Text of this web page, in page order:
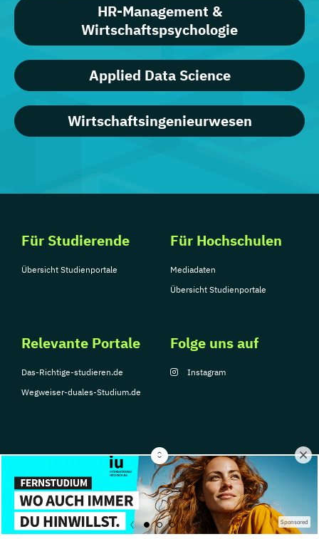
Sponsored
HR-Management &
Wirtschaftspsychologie
Applied Data Science
Wirtschaftsingenieurwesen
Für Studierende
Übersicht Studienportale
Für Hochschulen
Mediadaten
Übersicht Studienportale
Relevante Portale
Das-Richtige-studieren.de
Wegweiser-duales-Studium.de
Folge uns auf
Instagram
© Copyright 2026, TarGroup Media GmbH
Impressum
Über
uns
Datenschutzerklärung Nutzungsbedingungen